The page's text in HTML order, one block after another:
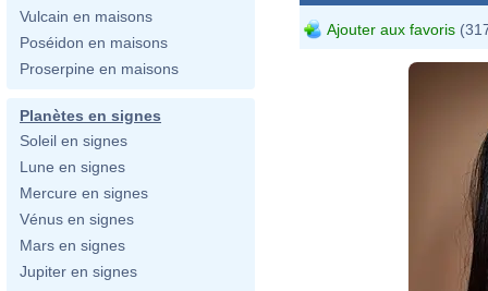
Vulcain en maisons
Poséidon en maisons
Proserpine en maisons
Planètes en signes
Soleil en signes
Lune en signes
Mercure en signes
Vénus en signes
Mars en signes
Jupiter en signes
Ajouter aux favoris